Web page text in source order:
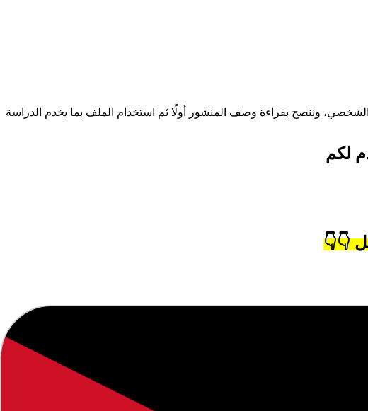
وننصح بقراءة وصف المنشور أولًا ثم استخدام الملف بما يخدم الدراسة
لكم
👇👇